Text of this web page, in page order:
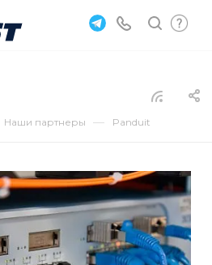
Наши партнеры — Panduit